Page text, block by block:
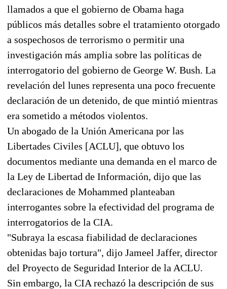
llamados a que el gobierno de Obama haga
públicos más detalles sobre el tratamiento otorgado
a sospechosos de terrorismo o permitir una
investigación más amplia sobre las políticas de
interrogatorio del gobierno de George W. Bush. La
revelación del lunes representa una poco frecuente
declaración de un detenido, de que mintió mientras
era sometido a métodos violentos.
Un abogado de la Unión Americana por las
Libertades Civiles [ACLU], que obtuvo los
documentos mediante una demanda en el marco de
la Ley de Libertad de Información, dijo que las
declaraciones de Mohammed planteaban
interrogantes sobre la efectividad del programa de
interrogatorios de la CIA.
"Subraya la escasa fiabilidad de declaraciones
obtenidas bajo tortura", dijo Jameel Jaffer, director
del Proyecto de Seguridad Interior de la ACLU.
Sin embargo, la CIA rechazó la descripción de sus